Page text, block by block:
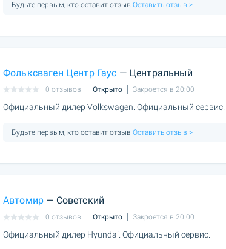
Будьте первым, кто оставит отзыв Оставить отзыв >
Фольксваген Центр Гаус — Центральный
0 отзывов Открыто Закроется в 20:00
Официальный дилер Volkswagen. Официальный сервис.
Будьте первым, кто оставит отзыв Оставить отзыв >
Автомир — Советский
0 отзывов Открыто Закроется в 20:00
Официальный дилер Hyundai. Официальный сервис.